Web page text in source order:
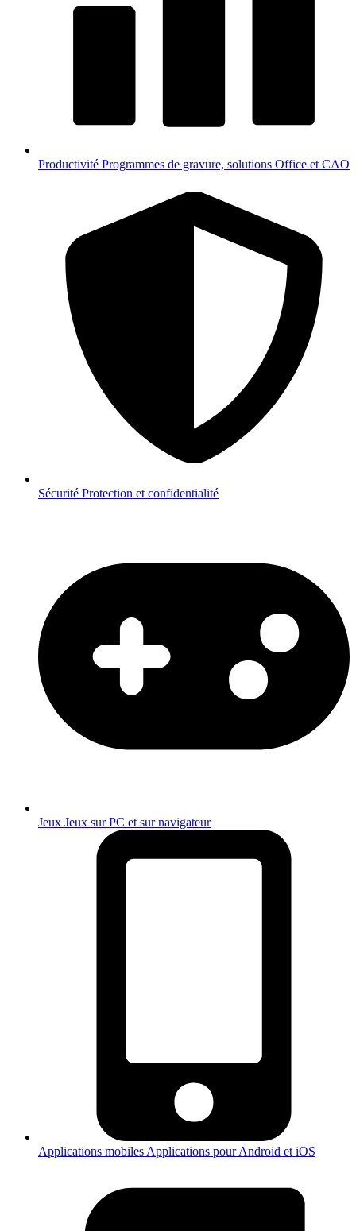
Productivité Programmes de gravure, solutions Office et CAO
Sécurité Protection et confidentialité
Jeux Jeux sur PC et sur navigateur
Applications mobiles Applications pour Android et iOS